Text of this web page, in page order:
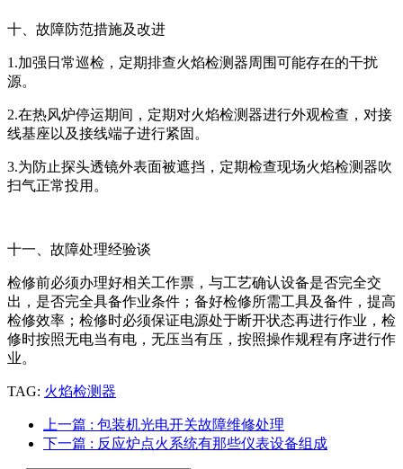
十、故障防范措施及改进
1.加强日常巡检，定期排查火焰检测器周围可能存在的干扰
源。
2.在热风炉停运期间，定期对火焰检测器进行外观检查，对接
线基座以及接线端子进行紧固。
3.为防止探头透镜外表面被遮挡，定期检查现场火焰检测器吹
扫气正常投用。
十一、故障处理经验谈
检修前必须办理好相关工作票，与工艺确认设备是否完全交
出，是否完全具备作业条件；备好检修所需工具及备件，提高
检修效率；检修时必须保证电源处于断开状态再进行作业，检
修时按照无电当有电，无压当有压，按照操作规程有序进行作
业。
TAG: 火焰检测器
上一篇 : 包装机光电开关故障维修处理
下一篇 : 反应炉点火系统有那些仪表设备组成